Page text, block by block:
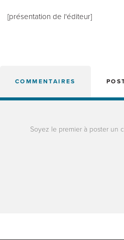
[présentation de l'éditeur]
COMMENTAIRES
Soyez le premier à poster un